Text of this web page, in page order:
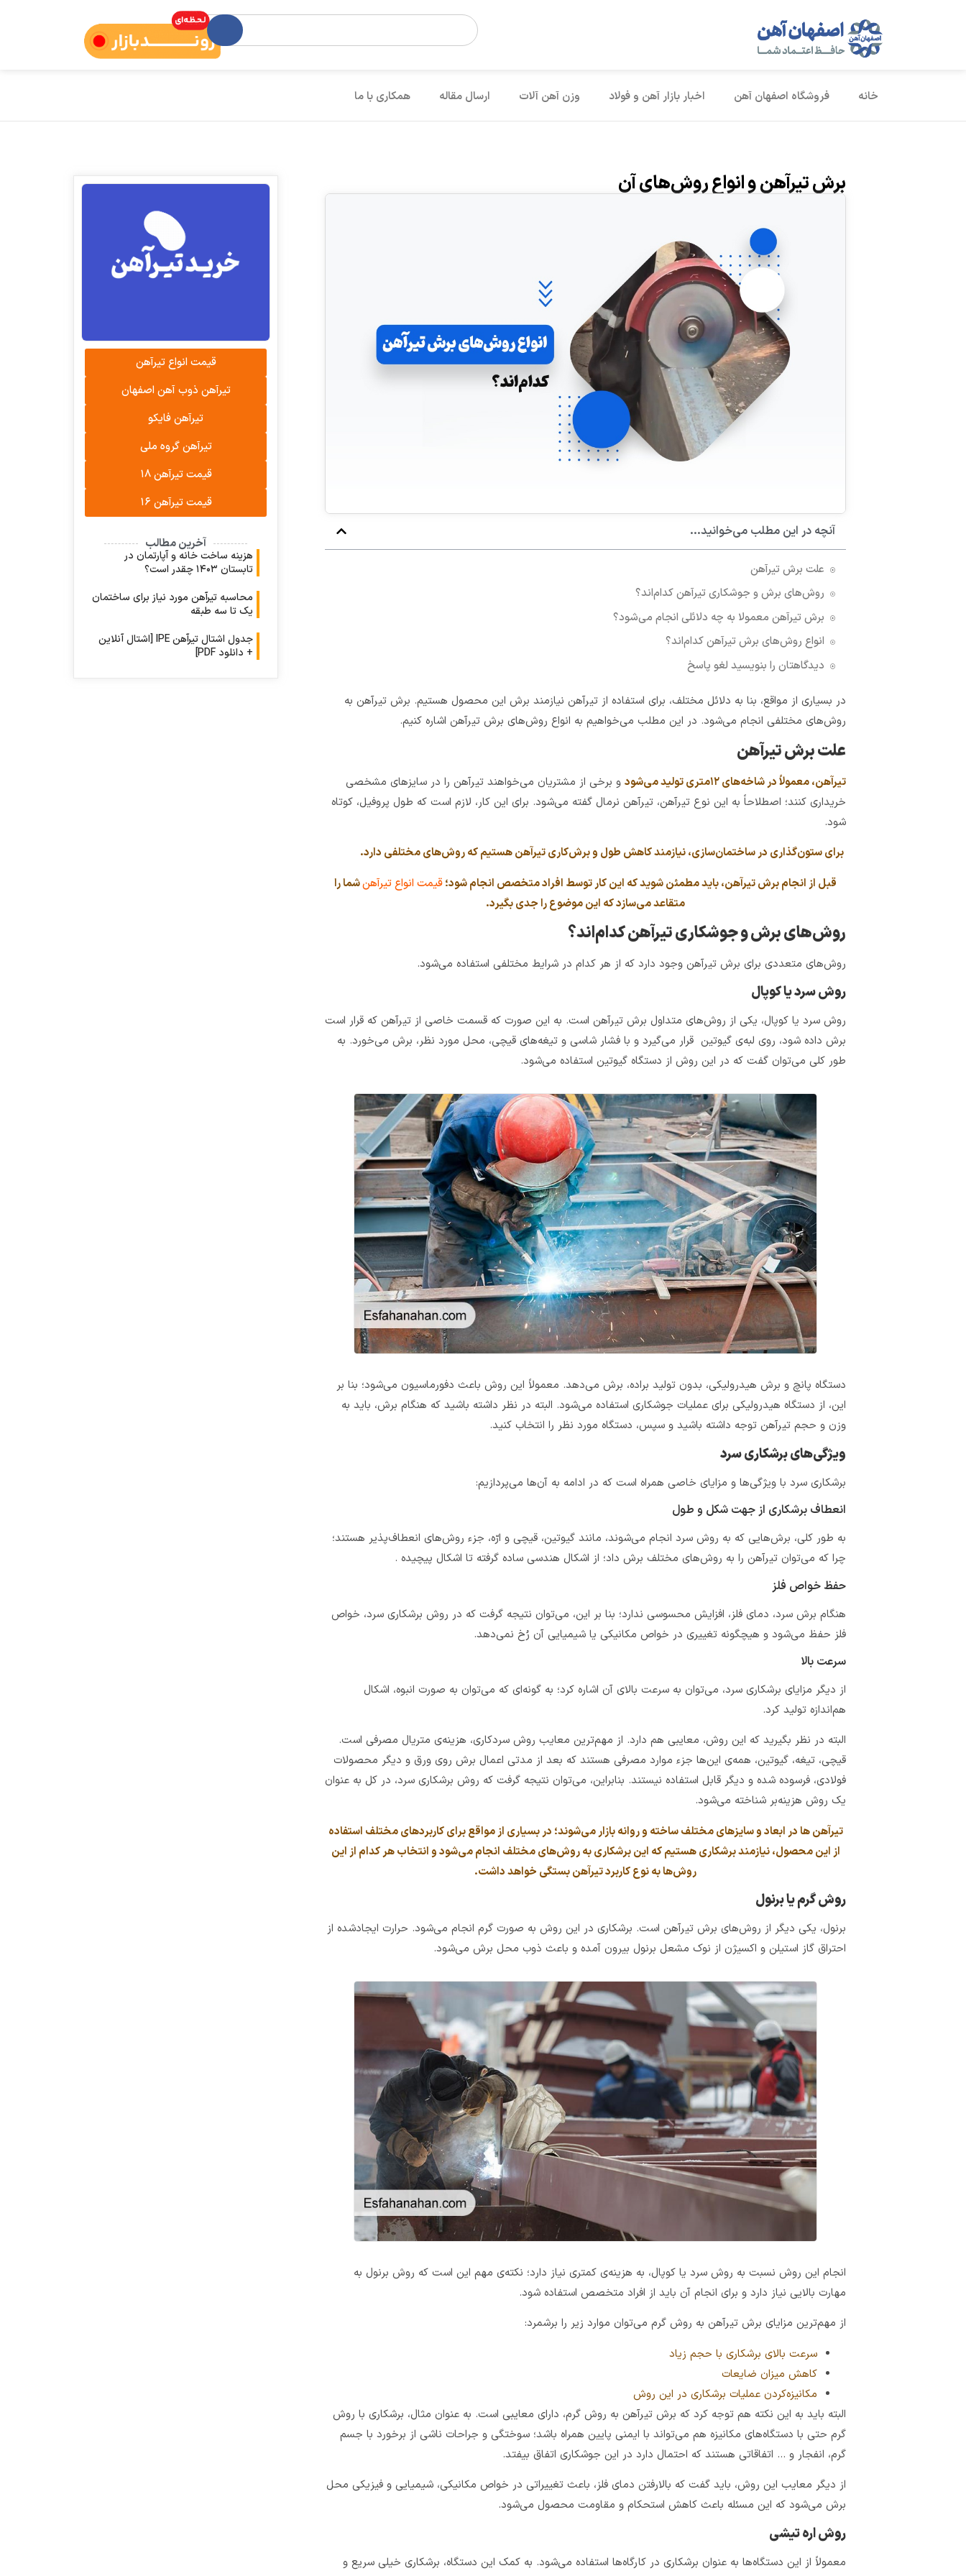
خانه فروشگاه اصفهان آهن اخبار بازار آهن و فولاد وزن آهن آلات ارسال مقاله همکاری با ما
قیمت انواع تیرآهن
تیرآهن ذوب آهن اصفهان
تیرآهن فایکو
تیرآهن گروه ملی
قیمت تیرآهن ۱۸
قیمت تیرآهن ۱۶
آخرین مطالب
هزینه ساخت خانه و آپارتمان در
تابستان ۱۴۰۳ چقدر است؟
محاسبه تیرآهن مورد نیاز برای ساختمان
یک تا سه طبقه
جدول اشتال تیرآهن IPE [اشتال آنلاین
+ دانلود PDF]
برش تیرآهن و انواع روش‌های آن
آنچه در این مطلب می‌خوانید...
علت برش تیرآهن
روش‌های برش و جوشکاری تیرآهن کدام‌اند؟
برش تیرآهن معمولا به چه دلائلی انجام می‌شود؟
انواع روش‌های برش تیرآهن کدام‌اند؟
دیدگاهتان را بنویسید لغو پاسخ
در بسیاری از مواقع، بنا به دلائل مختلف، برای استفاده از تیرآهن نیازمند برش‌ این محصول هستیم. برش تیرآهن به
روش‌های مختلفی انجام می‌شود. در این مطلب می‌خواهیم به انواع روش‌های برش تیرآهن اشاره کنیم.
علت برش تیرآهن
تیرآهن، معمولاً در شاخه‌های ۱۲‌متری تولید می‌شود و برخی از مشتریان می‌خواهند تیرآهن را در سایزهای مشخصی
خریداری کنند؛ اصطلاحاً به این نوع تیرآهن، تیرآهن نرمال گفته می‌شود. برای این کار، لازم است که طول پروفیل، کوتاه
شود.
برای ستون‌گذاری در ساختمان‌سازی، نیازمند کاهش طول و برش‌کاری تیرآهن هستیم که روش‌های مختلفی دارد.
قبل از انجام برش تیرآهن، باید مطمئن شوید که این کار توسط افراد متخصص انجام شود؛قیمت انواع تیرآهنشما را
متقاعد می‌سازد که این موضوع را جدی بگیرد.
روش‌های برش و جوشکاری تیرآهن کدام‌اند؟
روش‌های متعددی برای برش تیرآهن وجود دارد که از هر کدام در شرایط مختلفی استفاده می‌شود.
روش سرد یا کوپال
روش سرد یا کوپال، یکی از روش‌های متداول برش تیرآهن است. به این صورت که قسمت خاصی از تیرآهن که قرار است
برش داده شود، روی لبه‌ی گیوتین قرار می‌گیرد و با فشار شاسی و تیغه‌های قیچی، محل مورد نظر، برش می‌خورد. به
طور کلی می‌توان گفت که در این روش از دستگاه گیوتین استفاده می‌شود.
دستگاه پانچ و برش هیدرولیکی، بدون تولید براده، برش می‌دهد. معمولاً این روش باعث دفورماسیون می‌‎شود؛ بنا بر
این، از دستگاه هیدرولیکی برای عملیات جوشکاری استفاده می‌شود. البته در نظر داشته باشید که هنگام برش، باید به
وزن و حجم تیرآهن توجه داشته باشید و سپس، دستگاه مورد نظر را انتخاب کنید.
ویژگی‌های برشکاری سرد
برشکاری سرد با ویژگی‌ها و مزایای خاصی همراه است که در ادامه به آن‌ها می‌پردازیم:
انعطاف برشکاری از جهت شکل و طول
به طور کلی، برش‌هایی که به روش سرد انجام می‌شوند، مانند گیوتین، قیچی و ارّه، جزء روش‌های انعطاف‌پذیر هستند؛
چرا که می‌توان تیرآهن را به روش‌های مختلف برش داد؛ از اشکال هندسی ساده گرفته تا اشکال پیچیده .
حفظ خواص فلز
هنگام برش سرد، دمای فلز، افزایش محسوسی ندارد؛ بنا بر این، می‌توان نتیجه گرفت که در روش برشکاری سرد، خواص
فلز حفظ می‌شود و هیچگونه تغییری در خواص مکانیکی یا شیمیایی آن رُخ نمی‌دهد.
سرعت بالا
از دیگر مزایای برشکاری سرد، می‌توان به سرعت بالای آن اشاره کرد؛ به گونه‌ای که می‌توان به صورت انبوه، اشکال
هم‌اندازه تولید کرد.
البته در نظر بگیرید که این روش، معایبی هم دارد. از مهم‌ترین معایب روش سردکاری، هزینه‌ی متریال مصرفی است.
قیچی، تیغه، گیوتین، همه‌ی این‌ها جزء موارد مصرفی هستند که بعد از مدتی اعمال برش روی ورق و دیگر محصولات
فولادی، فرسوده شده و دیگر قابل استفاده نیستند. بنابراین، می‌توان نتیجه گرفت که روش برشکاری سرد، در کل به عنوان
یک روش هزینه‌بر شناخته می‌شود.
تیرآهن ها در ابعاد و سایزهای مختلف ساخته و روانه بازار می‌شوند؛ در بسیاری از مواقع برای کاربردهای مختلف استفاده
از این محصول، نیازمند برشکاری هستیم که این برشکاری به روش‌های مختلف انجام می‌شود و انتخاب هر کدام از این
روش‌ها به نوع کاربرد تیرآهن بستگی خواهد داشت.
روش گرم یا برنول
برنول، یکی دیگر از روش‌های برش تیرآهن است. برشکاری در این روش به صورت گرم انجام می‌شود. حرارت ایجادشده از
احتراق گاز استیلن و اکسیژن از نوک مشعل برنول بیرون آمده و باعث ذوب محل برش می‌شود.
انجام این روش نسبت به روش سرد یا کوپال، به هزینه‌ی کمتری نیاز دارد؛ نکته‌ی مهم این است که روش برنول به
مهارت بالایی نیاز دارد و برای انجام آن باید از افراد متخصص استفاده شود.
از مهم‌‎ترین مزایای برش تیرآهن به روش گرم می‌توان موارد زیر را برشمرد:
سرعت بالای برشکاری با حجم زیاد
کاهش میزان ضایعات
مکانیزه‌کردن عملیات برشکاری در این روش
البته باید به این نکته هم توجه کرد که برش تیرآهن به روش گرم، دارای معایبی است. به عنوان مثال، برشکاری با روش
گرم حتی با دستگاه‌های مکانیزه هم می‌تواند با ایمنی پایین همراه باشد؛ سوختگی و جراحات ناشی از برخورد با جسم
گرم، انفجار و … اتفاقاتی هستند که احتمال دارد در این جوشکاری اتفاق بیفتد.
از دیگر معایب این روش، باید گفت که بالارفتن دمای فلز، باعث تغییراتی در خواص مکانیکی، شیمیایی و فیزیکی محل
برش می‌شود که این مسئله باعث کاهش استحکام و مقاومت محصول می‌شود.
روش اره تیشی
معمولاً از این دستگاه‌ها به عنوان برشکاری در کارگاه‌ها استفاده می‌شود. به کمک این دستگاه، برشکاری خیلی سریع و